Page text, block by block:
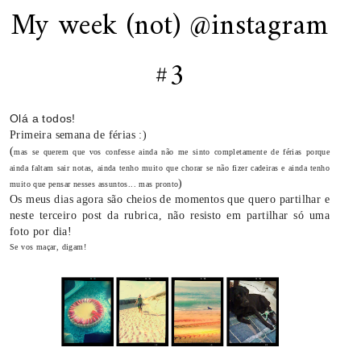
My week (not) @instagram
#3
Olá a todos!
Primeira semana de férias :)
(mas se querem que vos confesse ainda não me sinto completamente de férias porque
ainda faltam sair notas, ainda tenho muito que chorar se não fizer cadeiras e ainda tenho
muito que pensar nesses assuntos... mas pronto)
Os meus dias agora são cheios de momentos que quero partilhar e
neste terceiro post da rubrica, não resisto em partilhar só uma
foto por dia!
Se vos maçar, digam!